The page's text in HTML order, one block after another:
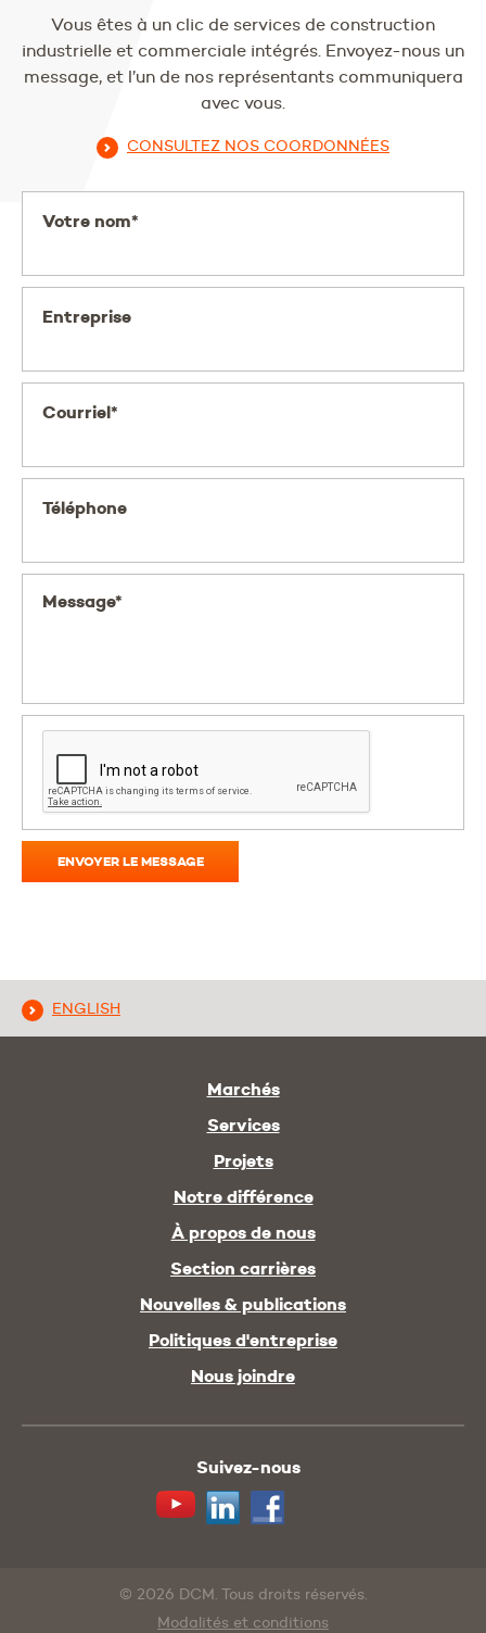
Vous êtes à un clic de services de construction
industrielle et commerciale intégrés. Envoyez-nous un
message, et l’un de nos représentants communiquera
avec vous.
CONSULTEZ NOS COORDONNÉES
Votre nom*
Entreprise
Courriel*
Téléphone
Message*
ENVOYER LE MESSAGE
ENGLISH
Marchés
Services
Projets
Notre différence
À propos de nous
Section carrières
Nouvelles & publications
Politiques d'entreprise
Nous joindre
Suivez-nous
YoutubeLinkedin
© 2026 DCM. Tous droits réservés.
Modalités et conditions